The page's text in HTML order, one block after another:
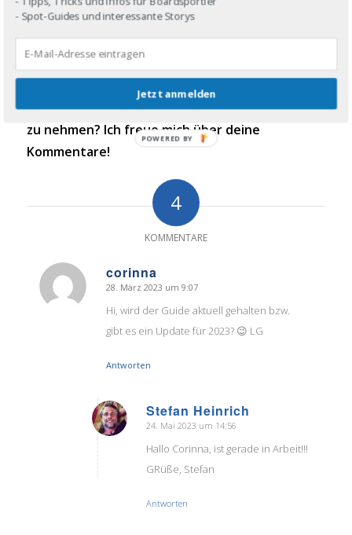
Welche Erlebnisse hattest du schon auf Reisen
mit deinem Boardbag? Welche Tricks und Kniffe
hast du, um deine Surfbretter mit auf den Trip
zu nehmen? Ich freue mich über deine
Kommentare!
4
KOMMENTARE
corinna
sagte:
28. März 2023 um 9:07
Hi, wird der Guide aktuell gehalten bzw.
gibt es ein Update für 2023? 😉 LG
Antworten
Stefan Heinrich
sagte:
24. Mai 2023 um 14:56
Hallo Corinna, ist gerade in Arbeit!!!
GRüße, Stefan
Antworten
sagt:
- Spot-Guides und interessante Storys
Jetzt anmelden
POWERED